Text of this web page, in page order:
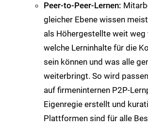
Peer-to-Peer-Lernen:
gleicher Ebene wissen
als Höhergestellte weit weg
welche Lerninhalte für die
sein können und was alle
weiterbringt. So wird
auf firmeninternen P2P-
Eigenregie erstellt und
Plattformen sind für alle